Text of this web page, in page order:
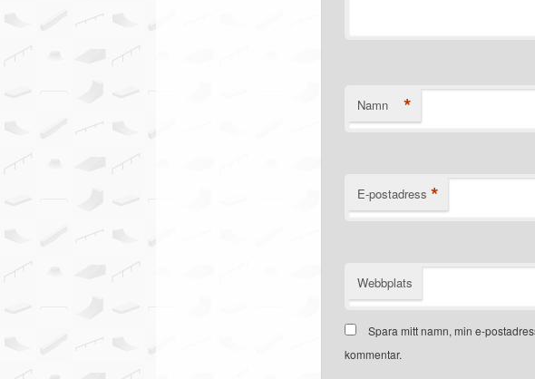
Namn *
E-postadress *
Webbplats
Spara mitt namn, min e-
kommentar.